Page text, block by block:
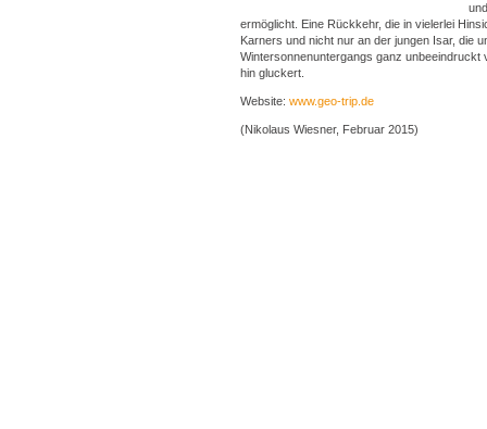
ermöglicht. Eine Rückkehr, die in vielerlei
Karners und nicht nur an der jungen Isar, die
Wintersonnenuntergangs ganz
hin gluckert.
Website: www.geo-trip.de
(Nikolaus Wiesner, Februar 2015)